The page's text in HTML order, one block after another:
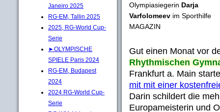
Janeiro 2025
RG-EM, Tallin 2025
2025, RG-World Cup-
Serie
►OLYMPISCHE
SPIELE Paris 2024
RG-EM, Budapest
2024
2024 RG-World Cup-
Serie
Olympiasiegerin Darja
Varfolomeev im Sporthilfe
MAGAZIN
Gut einen Monat vor
Rhythmischen
Frankfurt a. Main
mit mit einer
Darin schildert die
Europameisterin und